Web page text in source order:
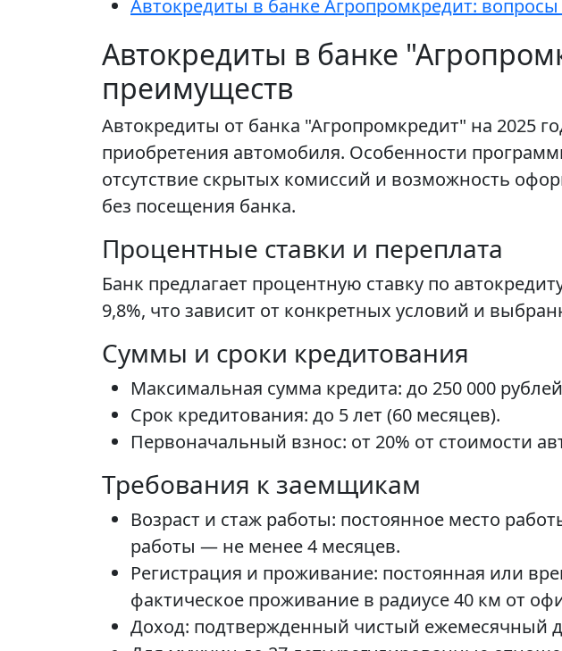
Автокредиты в банке Агропромкредит:
Автокредиты в банке
преимуществ
Автокредиты от банка "Агропромкредит" на 2025
приобретения автомобиля. Особенности
отсутствие скрытых комиссий и возможность
без посещения банка.
Процентные ставки и переплата
Банк предлагает процентную ставку по
9,8%, что зависит от конкретных условий и
Суммы и сроки кредитования
Максимальная сумма кредита: до 250 000
Срок кредитования: до 5 лет (60 месяцев).
Первоначальный взнос: от 20% от стоимости
Требования к заемщикам
Возраст и стаж работы: постоянное место
работы — не менее 4 месяцев.
Регистрация и проживание: постоянная или
фактическое проживание в радиусе 40 км от
Доход: подтвержденный чистый ежемесячный